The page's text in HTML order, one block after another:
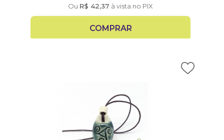
Ou R$ 42,37 à vista no PIX
COMPRAR